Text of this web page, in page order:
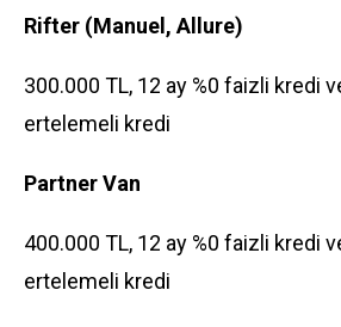
Rifter (Manuel, Allure)
300.000 TL, 12 ay %0 faizli kredi
ertelemeli kredi
Partner Van
400.000 TL, 12 ay %0 faizli kredi
ertelemeli kredi